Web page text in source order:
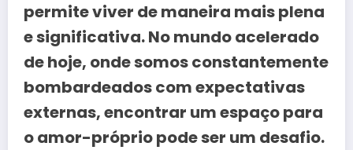
permite viver de maneira mais plena
e significativa. No mundo acelerado
de hoje, onde somos constantemente
bombardeados com expectativas
externas, encontrar um espaço para
o amor-próprio pode ser um desafio.